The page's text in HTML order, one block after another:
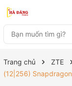
Trang chủ ZTE
(12|256)